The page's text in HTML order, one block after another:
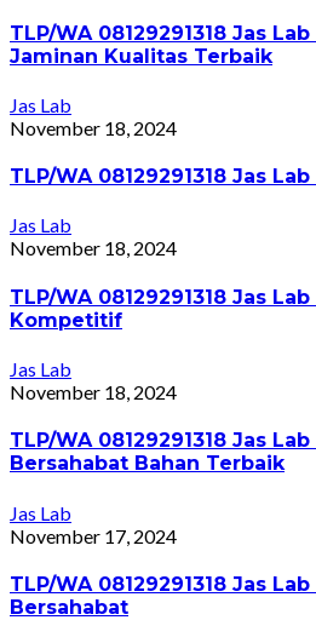
TLP/WA 08129291318 Jas
Jaminan Kualitas Terbaik
Jas Lab
November 18, 2024
TLP/WA 08129291318 Jas
Jas Lab
November 18, 2024
TLP/WA 08129291318 Jas
Kompetitif
Jas Lab
November 18, 2024
TLP/WA 08129291318 Jas
Bersahabat Bahan Terbaik
Jas Lab
November 17, 2024
TLP/WA 08129291318 Jas
Bersahabat